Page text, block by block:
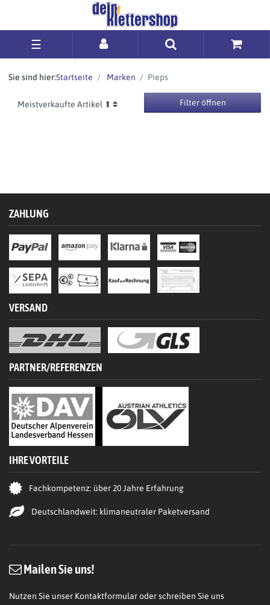
☰
Sie sind hier:Startseite Marken Pieps
Filter öffnen
ZAHLUNG
VERSAND
PARTNER/REFERENZEN
IHRE VORTEILE
Fachkompetenz: über 20 Jahre Erfahrung
Deutschlandweit: klimaneutraler Paketversand
Mailen Sie uns!
Nutzen Sie unser Kontaktformular oder schreiben Sie uns